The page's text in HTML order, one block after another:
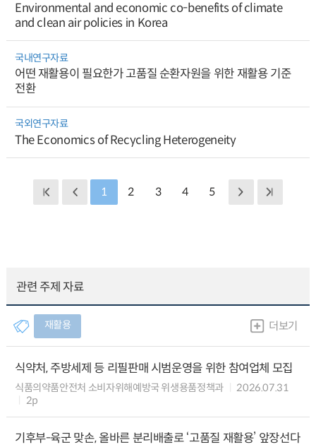
Environmental and economic co-benefits of climate
and clean air policies in Korea
국내연구자료
어떤 재활용이 필요한가 고품질 순환자원을 위한 재활용 기준
전환
국외연구자료
The Economics of Recycling Heterogeneity
1 2 3 4 5
관련 주제 자료
재활용 더보기
식약처, 주방세제 등 리필판매 시범운영을 위한 참여업체 모집
식품의약품안전처 소비자위해예방국 위생용품정책과
2026.07.31
2p
기후부-육군 맞손, 올바른 분리배출로 ‘고품질 재활용’ 앞장선다